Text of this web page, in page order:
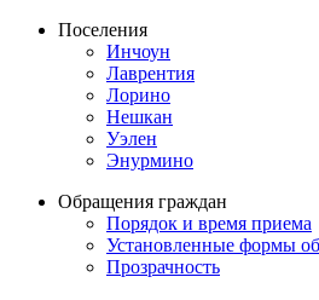
Поселения
Инчоун
Лаврентия
Лорино
Нешкан
Уэлен
Энурмино
Обращения граждан
Порядок и время приема
Установленные формы
Прозрачность